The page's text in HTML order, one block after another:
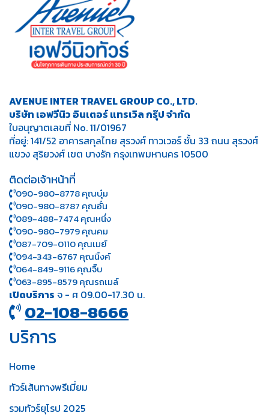
AVENUE INTER TRAVEL GROUP CO., LTD.
บริษัท เอฟวีนิว อินเตอร์ แทรเวิล กรุ๊ป จำกัด
ใบอนุญาตเลขที่ No. 11/01967
ที่อยู่: 141/52 อาคารสกุลไทย สุรวงศ์ ทาวเวอร์ ชั้น 33 ถนน สุรวงศ์
แขวง สุริยวงศ์ เขต บางรัก กรุงเทพมหานคร 10500
ติดต่อเจ้าหน้าที่
090-980-8778 คุณบุ๋ม
090-980-8787 คุณอั๋น
089-488-7474 คุณหนึ่ง
090-980-7979 คุณคม
087-709-0110 คุณเมย์
094-343-6767 คุณนิ้งค์
064-849-9116 คุณจิ๊บ
063-895-8 579คุณรถเมล์
เปิดบริการ จ - ศ 09.00-17.30 น.
02-108-8666
บริการ
Home
ทัวร์เส้นทางพรีเมี่ยม
รวมทัวร์ยุโรป 2025